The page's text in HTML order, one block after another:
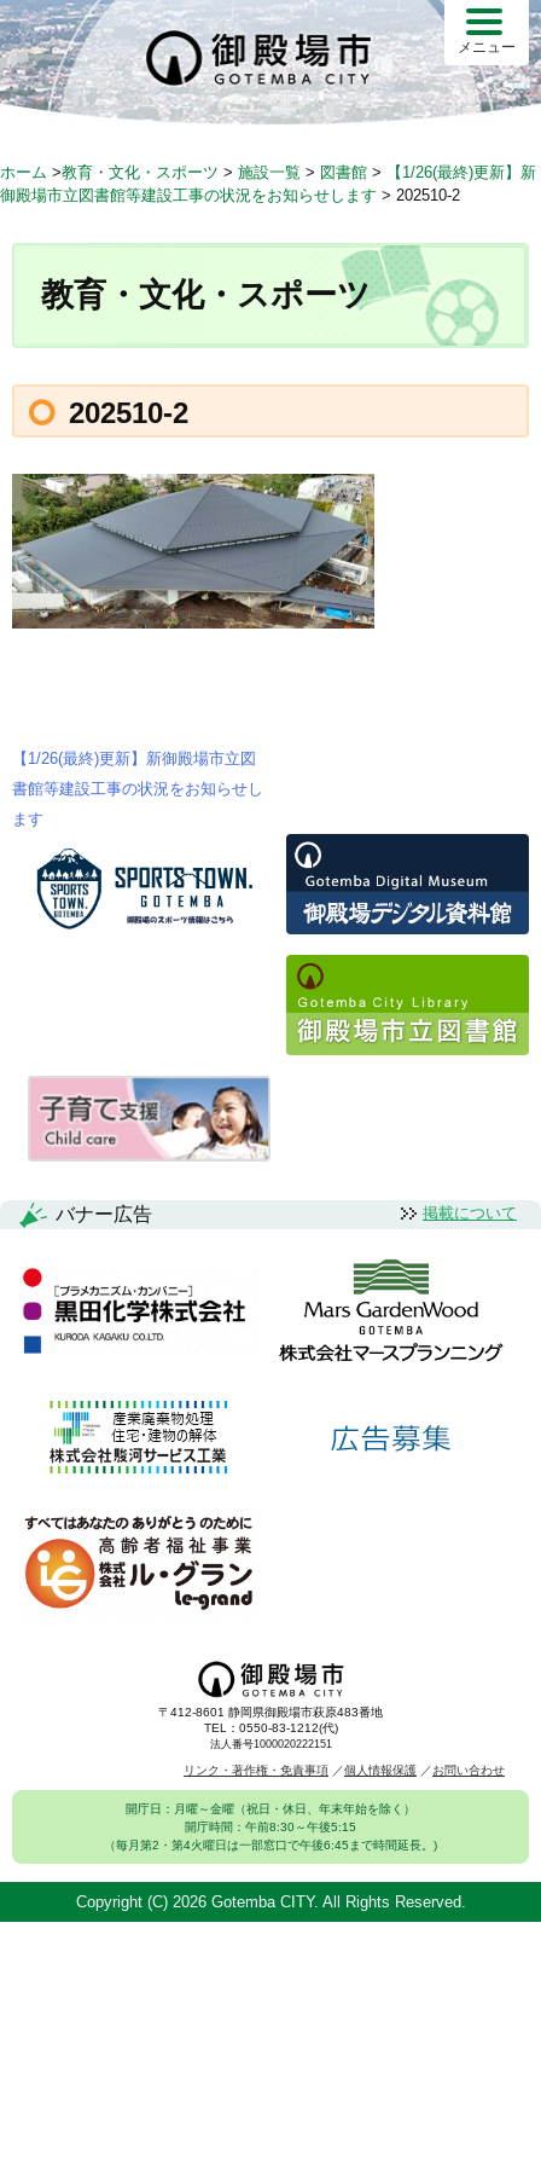
S
k
i
p
c
メニュー
ホーム >教育・文化・スポーツ > 施設一覧 > 図書館 >
【1/26(最終)更新】新
御殿場市立図書館等建設工事の状況をお知らせします > 202510-2
教育・文化・スポーツ
202510-2
投
稿
【1/26(最終)更新】新御殿場市立図
書館等建設工事の状況をお知らせし
ます
バナー広告 掲載について
〒412-8601 静岡県御殿場市萩原483番地
TEL：0550-83-1212(代)
法人番号1000020222151
リンク・著作権・免責事項 個人情報保護 お問い合わせ
開庁日：月曜～金曜（祝日・休日、年末年始を除く）
開庁時間：午前8:30～午後5:15
（毎月第2・第4火曜日は一部窓口で午後6:45まで時間延長。)
Copyright (C) 2026 Gotemba CITY. All Rights Reserved.